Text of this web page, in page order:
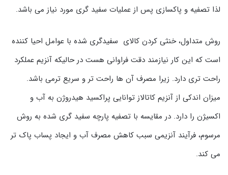
لذا تصفیه و پاکسازی پس از عملیات سفید گری مورد نیاز می باشد.
روش متداول، خنثی کردن کالای سفیدگری شده با عوامل احیا کننده
است که این کار نیازمند دقت فراوانی هست در حالیکه آنزیم عملکرد
راحت تری دارد. زیرا مصرف آن ها راحت تر و سریع ترمی باشد.
میزان اندکی از آنزیم کاتالاز توانایی پراکسید هیدروژن به آب و
اکسیژن را دارد. در مقایسه با تصفیه پارچه سفید گری شده به روش
مرسوم، فرآیند آنزیمی سبب کاهش مصرف آب و ایجاد پساب پاک تر
می کند.